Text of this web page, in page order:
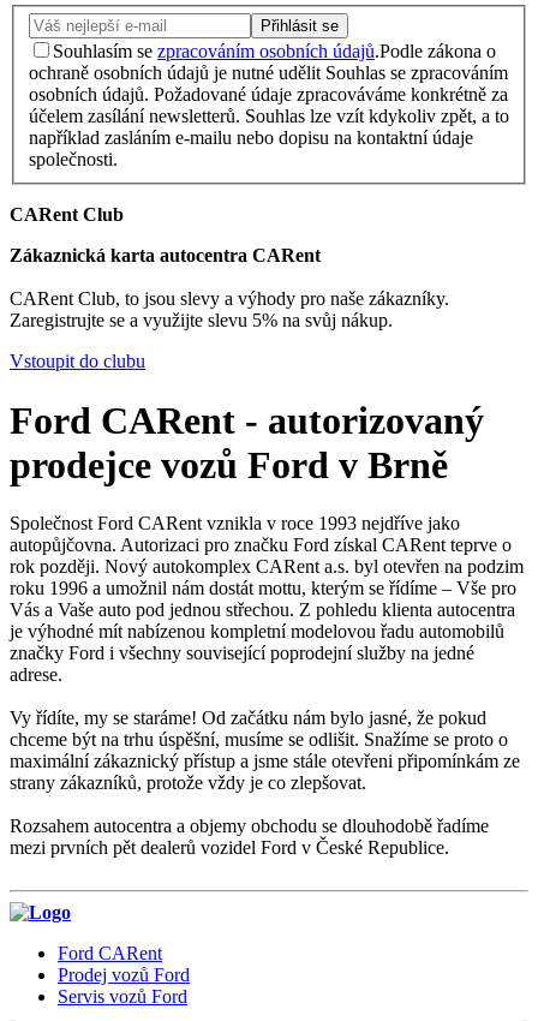
Přihlásit se
Souhlasím se zpracováním osobních údajů.Podle zákona o
ochraně osobních údajů je nutné udělit Souhlas se zpracováním
osobních údajů. Požadované údaje zpracováváme konkrétně za
účelem zasílání newsletterů. Souhlas lze vzít kdykoliv zpět, a to
například zasláním e-mailu nebo dopisu na kontaktní údaje
společnosti.
CARent Club
Zákaznická karta autocentra CARent
CARent Club, to jsou slevy a výhody pro naše zákazníky.
Zaregistrujte se a využijte slevu 5% na svůj nákup.
Vstoupit do clubu
Ford CARent - autorizovaný
prodejce vozů Ford v Brně
Společnost Ford CARent vznikla v roce 1993 nejdříve jako
autopůjčovna. Autorizaci pro značku Ford získal CARent teprve o
rok později. Nový autokomplex CARent a.s. byl otevřen na podzim
roku 1996 a umožnil nám dostát mottu, kterým se řídíme – Vše pro
Vás a Vaše auto pod jednou střechou. Z pohledu klienta autocentra
je výhodné mít nabízenou kompletní modelovou řadu automobilů
značky Ford i všechny související poprodejní služby na jedné
adrese.
Vy řídíte, my se staráme! Od začátku nám bylo jasné, že pokud
chceme být na trhu úspěšní, musíme se odlišit. Snažíme se proto o
maximální zákaznický přístup a jsme stále otevřeni připomínkám ze
strany zákazníků, protože vždy je co zlepšovat.
Rozsahem autocentra a objemy obchodu se dlouhodobě řadíme
mezi prvních pět dealerů vozidel Ford v České Republice.
Ford CARent
Prodej vozů Ford
Servis vozů Ford